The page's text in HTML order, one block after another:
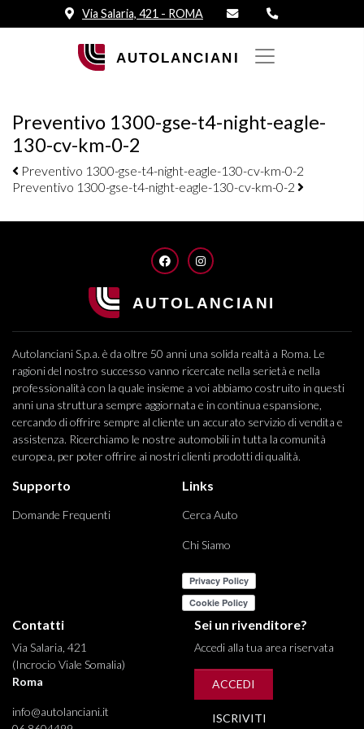
Via Salaria, 421 - ROMA
Preventivo 1300-gse-t4-night-eagle-
130-cv-km-0-2
Navigazione elementi
Preventivo 1300-gse-t4-night-eagle-130-cv-km-0-2
Preventivo 1300-gse-t4-night-eagle-130-cv-km-0-2
FACEBOOKINSTAGRAM
Autolanciani S.p.a. è da oltre 50 anni una solida realtà a Roma. Le
ragioni del nostro successo vanno ricercate nella serietà e nella
professionalità con la quale insieme a voi abbiamo costruito in questi
anni una struttura sempre aggiornata e in continua espansione,
cercando di offrire sempre al cliente un accurato servizio di vendita e
assistenza. Ricerchiamo le nostre automobili in tutta la comunità
europea, per poter offrire ai nostri clienti prodotti di qualità.
Supporto
Domande Frequenti
Links
Cerca Auto
Chi Siamo
Contatti
Via Salaria, 421
(Incrocio Viale Somalia)
Roma
info@autolanciani.it
Sei un rivenditore?
Accedi alla tua area riservata
ACCEDI
ISCRIVITI